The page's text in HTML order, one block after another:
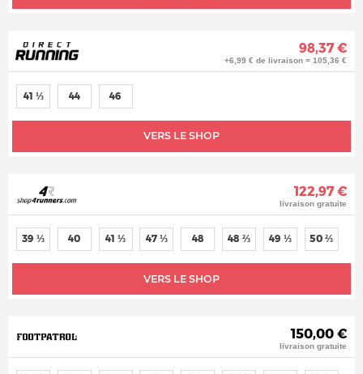
98,37 €
+6,99 € de livraison = 105,36 €
VERS LE SHOP
41 ⅓ 44 46
122,97 €
livraison gratuite
VERS LE SHOP
39 ⅓ 40 41 ⅓ 47 ⅓ 48 48 ⅔ 49 ⅓ 50 ⅔
150,00 €
livraison gratuite